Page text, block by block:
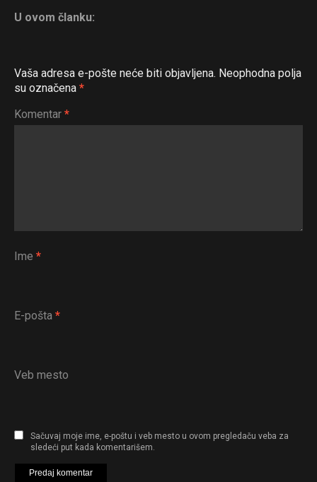
U ovom članku:
Vaša adresa e-pošte neće biti objavljena. Neophodna polja
su označena *
Komentar *
Ime *
E-pošta *
Veb mesto
Sačuvaj moje ime, e-poštu i veb mesto u ovom pregledaču veba za
sledeći put kada komentarišem.